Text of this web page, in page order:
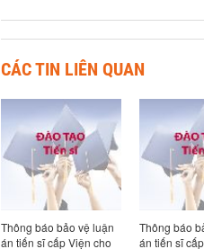
CÁC TIN LIÊN QUAN
Thông báo bảo vệ luận
án tiến sĩ cấp Viện cho
Thông báo
án tiến sĩ